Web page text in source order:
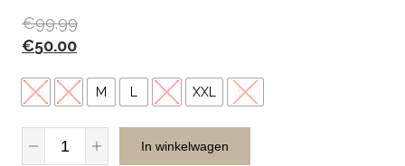
€99.99
€50.00
XS S M XL XXL 4XL
Malelions
Men
In winkelwagen